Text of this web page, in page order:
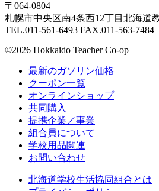
〒064-0804
札幌市中央区南4条西12丁目北海道
TEL.011-561-6493 FAX.011-563-7484
©2026 Hokkaido Teacher Co-op
最新のガソリン価格
クーポン一覧
オンラインショップ
共同購入
提携企業／事業
組合員について
学校用品関連
お問い合わせ
北海道学校生活協同組合とは